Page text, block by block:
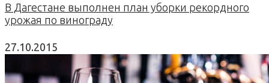
В Дагестане выполнен план уборки рекордного
урожая по винограду
27.10.2015